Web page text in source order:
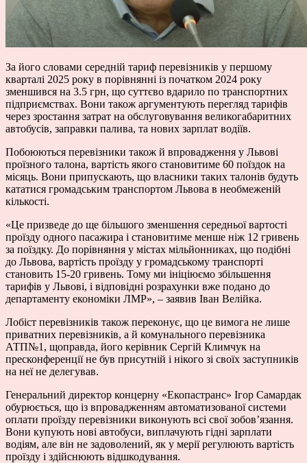
За його словами середній тариф перевізників у першому
кварталі 2025 року в порівнянні із початком 2024 року
зменшився на 3.5 грн, що суттєво вдарило по транспортних
підприємствах. Вони також аргументують перегляд тарифів
через зростання затрат на обслуговування великогабаритних
автобусів, заправки палива, та нових зарплат водіїв.
Побоюються перевізники також й впровадження у Львові
проїзного талона, вартість якого становитиме 60 поїздок на
місяць. Вони припускають, що власники таких талонів будуть
кататися громадським транспортом Львова в необмеженій
кількості.
«Це призведе до ще більшого зменшення середньої вартості
проїзду одного пасажира і становитиме менше ніж 12 гривень
за поїздку. До порівняння у містах мільйонниках, що подібні
до Львова, вартість проїзду у громадському транспорті
становить 15-20 гривень. Тому ми ініціюємо збільшення
тарифів у Львові, і відповідні розрахунки вже подано до
департаменту економіки ЛМР», – заявив Іван Велійка.
Лобіст перевізників також переконує, що це вимога не лише
приватних перевізників, а й комунального перевізника
АТП№1, щоправда, його керівник Сергій Климчук на
пресконференції не був присутній і нікого зі своїх заступників
на неї не делегував.
Генеральний директор концерну «Екопастранс» Ігор Самардак
обурюється, що із впровадженням автоматизованої системи
оплати проїзду перевізники виконують всі свої зобов’язання.
Вони купують нові автобуси, виплачують гідні зарплати
водіям, але він не задоволений, як у мерії регулюють вартість
проїзду і здійснюють відшкодування.